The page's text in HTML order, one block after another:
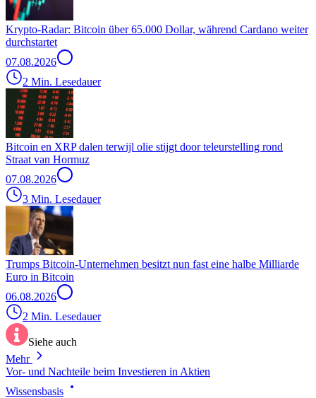
Krypto-Radar: Bitcoin über 65.000 Dollar, während Cardano weiter
durchstartet
07.08.2026
2 Min. Lesedauer
Bitcoin en XRP dalen terwijl olie stijgt door teleurstelling rond
Straat van Hormuz
07.08.2026
3 Min. Lesedauer
Trumps Bitcoin-Unternehmen besitzt nun fast eine halbe Milliarde
Euro in Bitcoin
06.08.2026
2 Min. Lesedauer
Siehe auch
Mehr
Vor- und Nachteile beim Investieren in Aktien
Wissensbasis